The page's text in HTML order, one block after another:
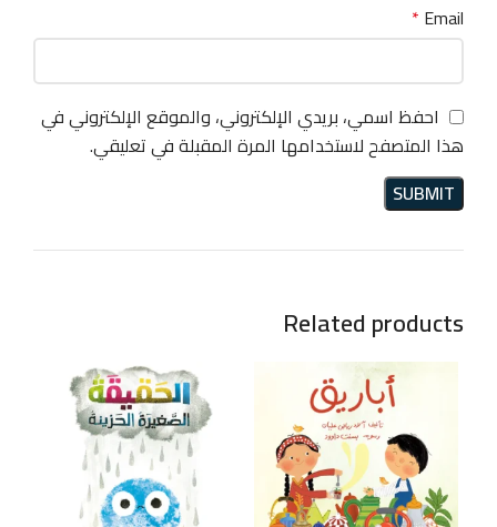
Email
*
احفظ اسمي، بريدي الإلكتروني، والموقع الإلكتروني في
هذا المتصفح لاستخدامها المرة المقبلة في تعليقي.
Related products